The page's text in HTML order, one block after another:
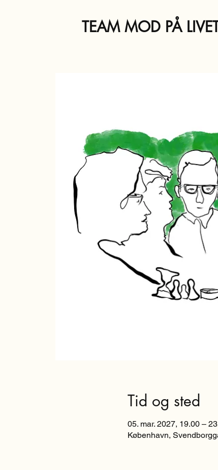
TEAM MOD PÅ
Tid og sted
05. mar. 2027, 19.00 –
København,